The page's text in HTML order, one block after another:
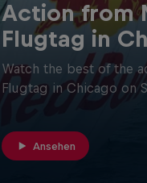
Action from
Flugtag in
Watch the best of the
Flugtag in Chicago on
Ansehen